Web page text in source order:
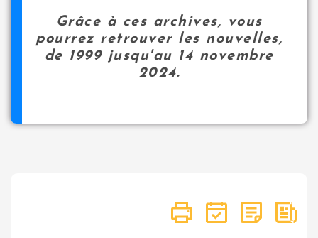
Grâce à ces archives, vous
pourrez retrouver les nouvelles,
de 1999 jusqu'au 14 novembre
2024.